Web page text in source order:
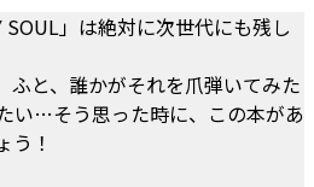
SOUL」は絶対に次世代にも残し
ふと、誰かがそれを爪弾いてみた
い…そう思った時に、この本があ
う！